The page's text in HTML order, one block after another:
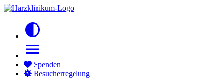
contrast
menu
Spenden
Besucherregelung